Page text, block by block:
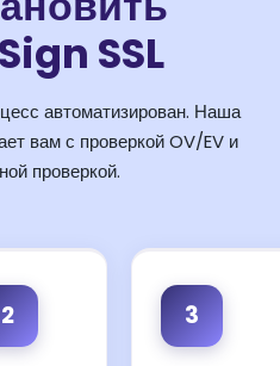
SSL
автоматизирован. Наша
вам с проверкой OV/EV и
проверкой.
2 3